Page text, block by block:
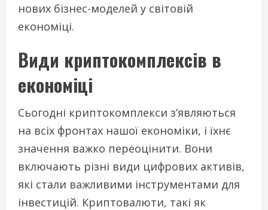
нових бізнес-моделей у світовій
економіці.
Види криптокомплексів в
економіці
Сьогодні криптокомплекси з’являються
на всіх фронтах нашої економіки, і їхнє
значення важко переоцінити. Вони
включають різні види цифрових активів,
які стали важливими інструментами для
інвестицій. Криптовалюти, такі як